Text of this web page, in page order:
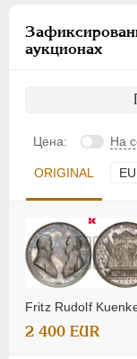
аукционах
Цена: На
ORIGINAL
Fritz Rudolf
2 400 EUR